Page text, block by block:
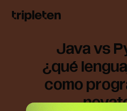
Java vs
¿qué
como